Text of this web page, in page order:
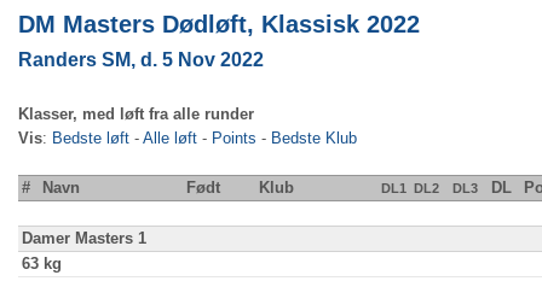
DM Masters Dødløft, Klassisk 2022
Randers SM, d. 5 Nov 2022
Klasser, med løft fra alle runder
Vis: Bedste løft - Alle løft - Points - Bedste Klub
# Navn Født Klub DL1 DL2 DL3 DL
Damer Masters 1
63 kg